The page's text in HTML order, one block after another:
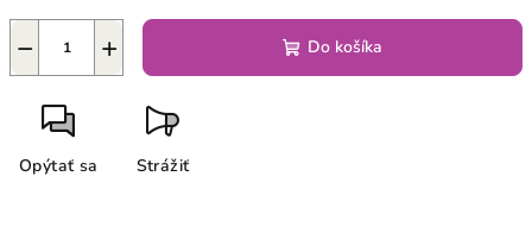
+
− Do košíka
Opýtať sa Strážiť